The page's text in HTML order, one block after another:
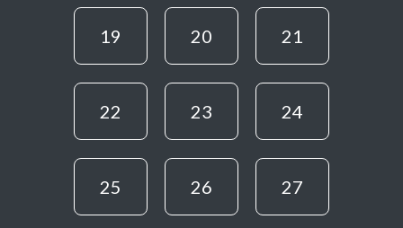
19 20 21
22 23 24
25 26 27